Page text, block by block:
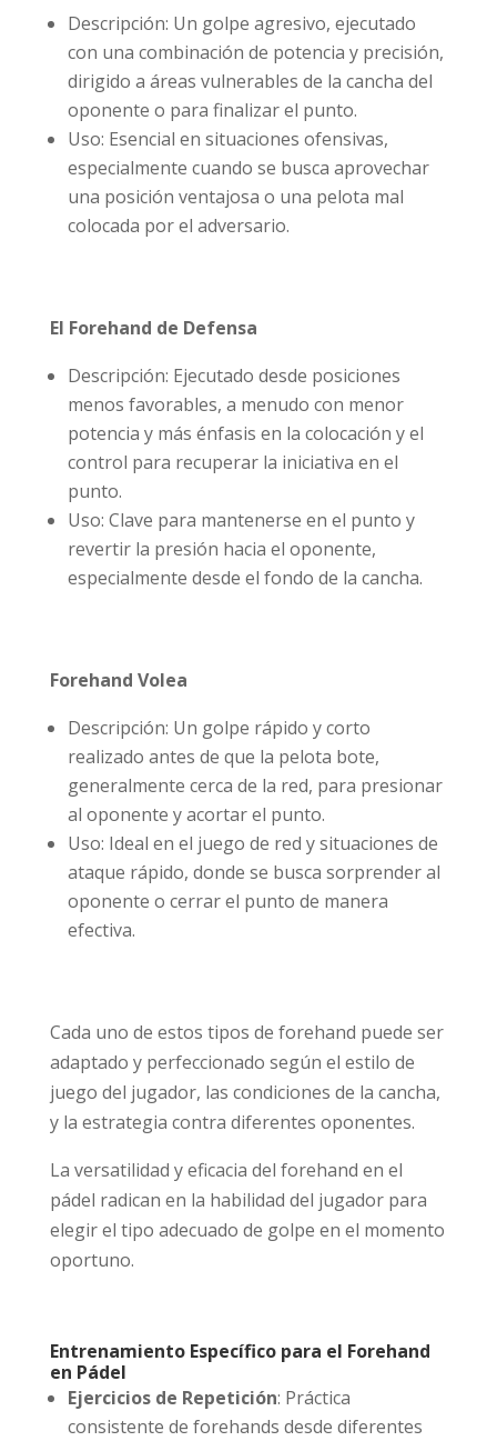
Descripción: Un golpe agresivo, ejecutado
con una combinación de potencia y precisión,
dirigido a áreas vulnerables de la cancha del
oponente o para finalizar el punto.
Uso: Esencial en situaciones ofensivas,
especialmente cuando se busca aprovechar
una posición ventajosa o una pelota mal
colocada por el adversario.
El Forehand de Defensa
Descripción: Ejecutado desde posiciones
menos favorables, a menudo con menor
potencia y más énfasis en la colocación y el
control para recuperar la iniciativa en el
punto.
Uso: Clave para mantenerse en el punto y
revertir la presión hacia el oponente,
especialmente desde el fondo de la cancha.
Forehand Volea
Descripción: Un golpe rápido y corto
realizado antes de que la pelota bote,
generalmente cerca de la red, para presionar
al oponente y acortar el punto.
Uso: Ideal en el juego de red y situaciones de
ataque rápido, donde se busca sorprender al
oponente o cerrar el punto de manera
efectiva.
Cada uno de estos tipos de forehand puede ser
adaptado y perfeccionado según el estilo de
juego del jugador, las condiciones de la cancha,
y la estrategia contra diferentes oponentes.
La versatilidad y eficacia del forehand en el
pádel radican en la habilidad del jugador para
elegir el tipo adecuado de golpe en el momento
oportuno.
Entrenamiento Específico para el Forehand
en Pádel
Ejercicios de Repetición: Práctica
consistente de forehands desde diferentes